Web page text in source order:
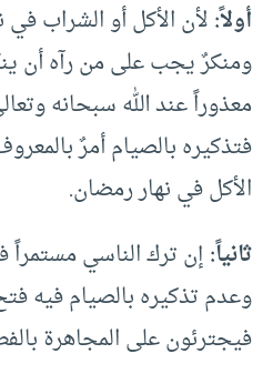
أولاً:لأن الأكل أو الشراب
ومنكرٌ يجب على من رآه أن
معذوراً عند الله سبحانه
فتذكيره بالصيام أمرٌ
الأكل في نهار رمضان.
ثانياً:إن ترك الناسي مستمراً
وعدم تذكيره بالصيام فيه
فيجترئون على المجاهرة